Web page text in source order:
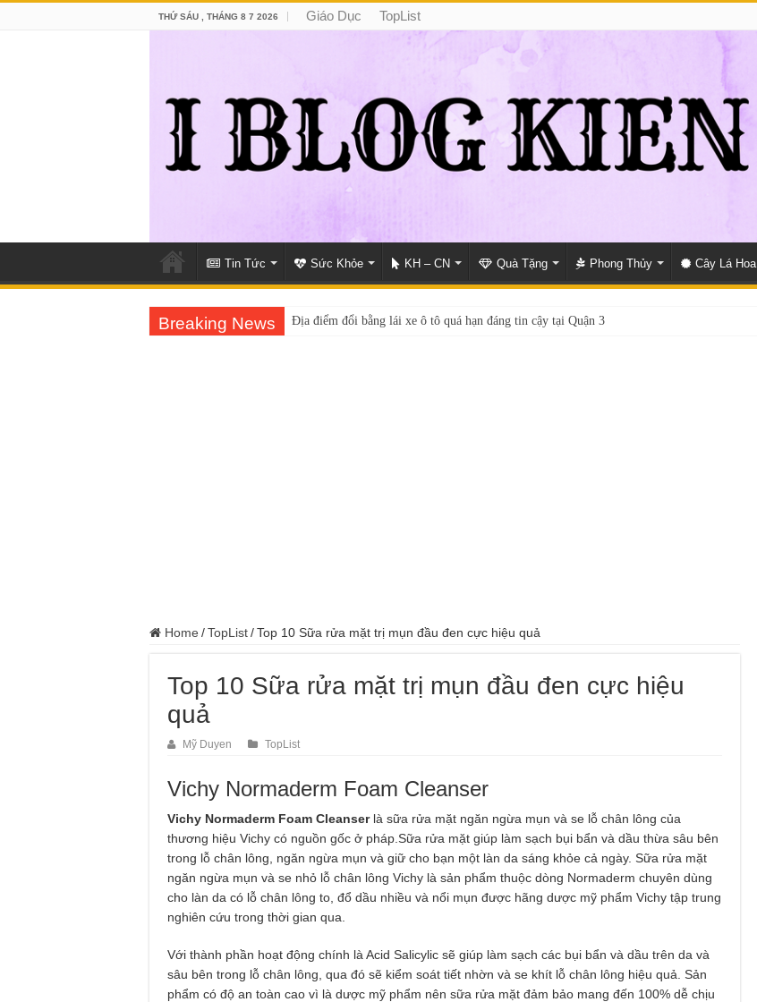
THỨ SÁU , THÁNG 8 7 2026 Giáo Dục TopList
Tin Tức Sức Khỏe KH – CN Quà Tặng Phong Thủy Cây Lá Hoa
Breaking News Địa điểm đổi bằng lái xe ô tô quá hạn đáng tin cậy tại Quận 3
Home /TopList/Top 10 Sữa rửa mặt trị mụn đầu đen cực hiệu quả
Top 10 Sữa rửa mặt trị mụn đầu đen cực hiệu
quả
Mỹ Duyen TopList
Vichy Normaderm Foam Cleanser
Vichy Normaderm Foam Cleanser là sữa rửa mặt ngăn ngừa mụn và se lỗ chân lông của
thương hiệu Vichy có nguồn gốc ở pháp.Sữa rửa mặt giúp làm sạch bụi bẩn và dầu thừa sâu bên
trong lỗ chân lông, ngăn ngừa mụn và giữ cho bạn một làn da sáng khỏe cả ngày. Sữa rửa mặt
ngăn ngừa mụn và se nhỏ lỗ chân lông Vichy là sản phẩm thuộc dòng Normaderm chuyên dùng
cho làn da có lỗ chân lông to, đổ dầu nhiều và nổi mụn được hãng dược mỹ phẩm Vichy tập trung
nghiên cứu trong thời gian qua.
Với thành phần hoạt động chính là Acid Salicylic sẽ giúp làm sạch các bụi bẩn và dầu trên da và
sâu bên trong lỗ chân lông, qua đó sẽ kiểm soát tiết nhờn và se khít lỗ chân lông hiệu quả. Sản
phẩm có độ an toàn cao vì là dược mỹ phẩm nên sữa rửa mặt đảm bảo mang đến 100% dễ chịu